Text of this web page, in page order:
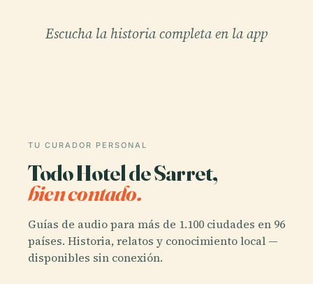
Escucha la historia completa en la app
TU CURADOR PERSONAL
Todo Hotel de Sarret,
bien contado.
Guías de audio para más de 1.100 ciudades en 96
países. Historia, relatos y conocimiento local —
disponibles sin conexión.